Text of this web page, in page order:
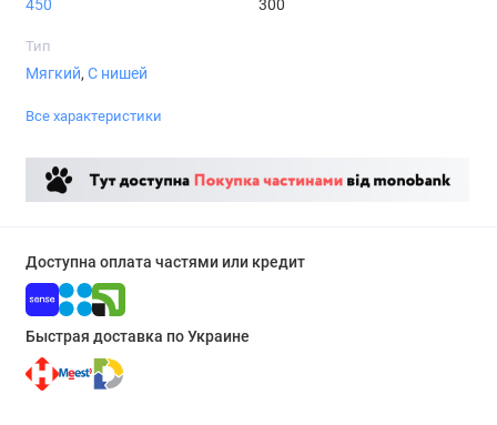
450 300
Тип
Мягкий, С нишей
Все характеристики
Доступна оплата частями или кредит
Быстрая доставка по Украине